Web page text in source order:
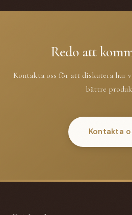
Redo att
Kontakta oss för att diskutera hur
bättre
Kontakta